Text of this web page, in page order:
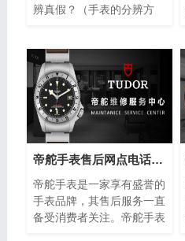
辨真假？（手表的分辨方
精湛的工艺和高品质的材料
而闻名于世。然而，随着假
冒产品的泛滥，如何准确鉴
别美度手表的真伪成为许多
消费者关注的焦点。下面将
介绍一些简单而实用的方
法，帮助您分辨美度手表的
帝舵手表售后网点电话查询(全国服务网点查询方法)
帝舵手表是一家享有盛誉的
手表品牌，其售后服务一直
备受消费者关注。帝舵手表